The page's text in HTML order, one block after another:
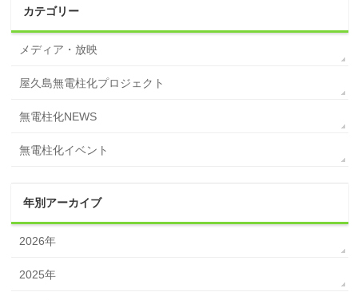
カテゴリー
メディア・放映
屋久島無電柱化プロジェクト
無電柱化NEWS
無電柱化イベント
年別アーカイブ
2026年
2025年